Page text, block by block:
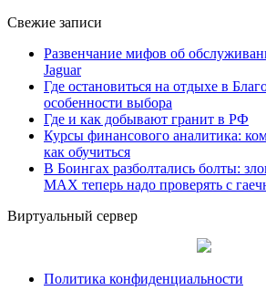
Свежие записи
Развенчание мифов об
Jaguar
Где остановиться на отдыхе в
особенности выбора
Где и как добывают гранит в РФ
Курсы финансового аналитика:
как обучиться
В Боингах разболтались болты:
MAX теперь надо проверять с
Виртуальный сервер
Политика конфиденциальности